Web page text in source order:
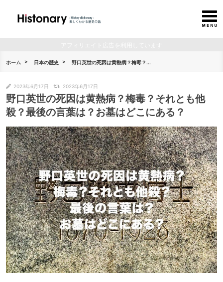
ホーム 日本の歴史 野口英世の死因は黄熱病？梅毒？...
2023年6月17日 2023年6月17日
野口英世の死因は黄熱病？梅毒？それとも他
殺？最後の言葉は？お墓はどこにある？